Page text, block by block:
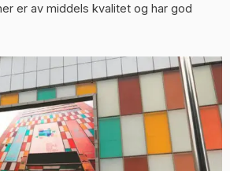
er av middels kvalitet og har god